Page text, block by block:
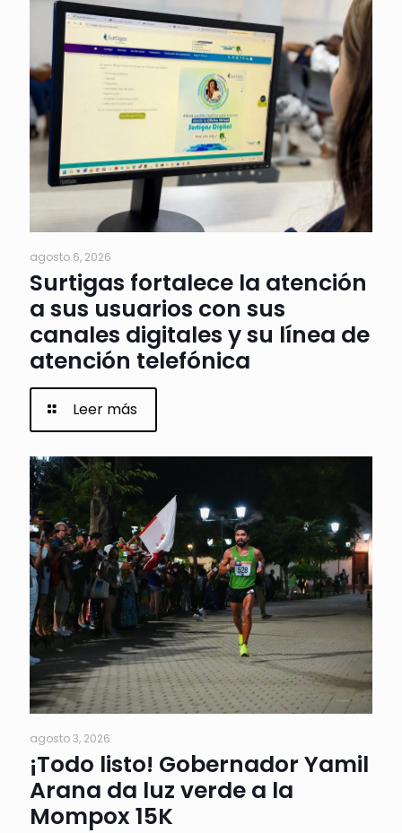
agosto 6, 2026
Surtigas fortalece la atención
a sus usuarios con sus
canales digitales y su línea de
atención telefónica
Leer más
agosto 3, 2026
¡Todo listo! Gobernador Yamil
Arana da luz verde a la
Mompox 15K